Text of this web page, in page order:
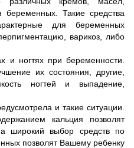
Такие средства
для беременных
варикоз, либо
и ногтях при беременности.
их состояния, другие,
ногтей и выпадение,
и такие ситуации.
кальция позволят
а широкий выбор средств по
позволят Вашему ребенку